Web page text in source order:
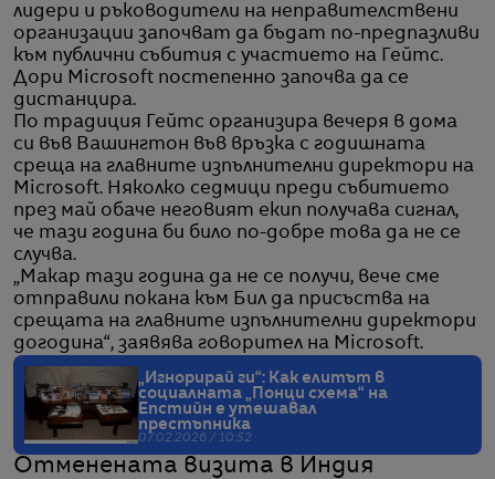
лидери и ръководители на неправителствени
организации започват да бъдат по-предпазливи
към публични събития с участието на Гейтс.
Дори Microsoft постепенно започва да се
дистанцира.
По традиция Гейтс организира вечеря в дома
си във Вашингтон във връзка с годишната
среща на главните изпълнителни директори на
Microsoft. Няколко седмици преди събитието
през май обаче неговият екип получава сигнал,
че тази година би било по-добре това да не се
случва.
„Макар тази година да не се получи, вече сме
отправили покана към Бил да присъства на
срещата на главните изпълнителни директори
догодина“, заявява говорител на Microsoft.
„Игнорирай ги“: Как елитът в
социалната „Понци схема“ на
Епстийн е утешавал
престъпника
07.02.2026 / 10:52
Отменената визита в Индия